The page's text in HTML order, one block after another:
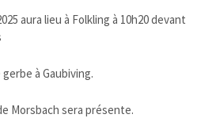
aura lieu à Folkling à 10h20 devant
à Gaubiving.
Morsbach sera présente.